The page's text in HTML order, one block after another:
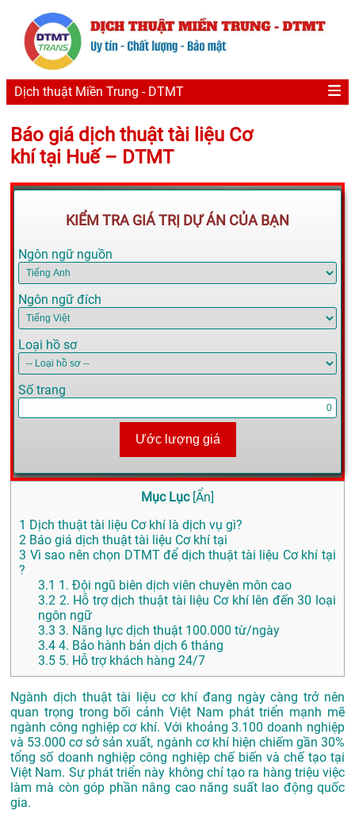
Dịch thuật Miền Trung - DTMT
Báo giá dịch thuật tài liệu Cơ
khí tại Huế – DTMT
KIỂM TRA GIÁ TRỊ DỰ ÁN CỦA BẠN
Ngôn ngữ nguồn
Ngôn ngữ đích
Loại hồ sơ
Số trang
Ước lượng giá
Mục Lục [Ẩn]
1 Dịch thuật tài liệu Cơ khí là dịch vụ gì?
2 Báo giá dịch thuật tài liệu Cơ khí tại
3 Vì sao nên chọn DTMT để dịch thuật tài liệu Cơ khí tại
?
3.1 1. Đội ngũ biên dịch viên chuyên môn cao
3.2 2. Hỗ trợ dịch thuật tài liệu Cơ khí lên đến 30 loại
ngôn ngữ
3.3 3. Năng lực dịch thuật 100.000 từ/ngày
3.4 4. Bảo hành bản dịch 6 tháng
3.5 5. Hỗ trợ khách hàng 24/7
Ngành dịch thuật tài liệu cơ khí đang ngày càng trở nên
quan trọng trong bối cảnh Việt Nam phát triển mạnh mẽ
ngành công nghiệp cơ khí. Với khoảng 3.100 doanh nghiệp
và 53.000 cơ sở sản xuất, ngành cơ khí hiện chiếm gần 30%
tổng số doanh nghiệp công nghiệp chế biến và chế tạo tại
Việt Nam. Sự phát triển này không chỉ tạo ra hàng triệu việc
làm mà còn góp phần nâng cao năng suất lao động quốc
gia.